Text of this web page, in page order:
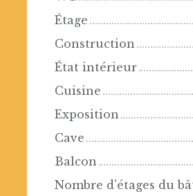
Étage
Construction
État intérieur
Cuisine
Exposition
Cave
Balcon
Nombre d'étages du